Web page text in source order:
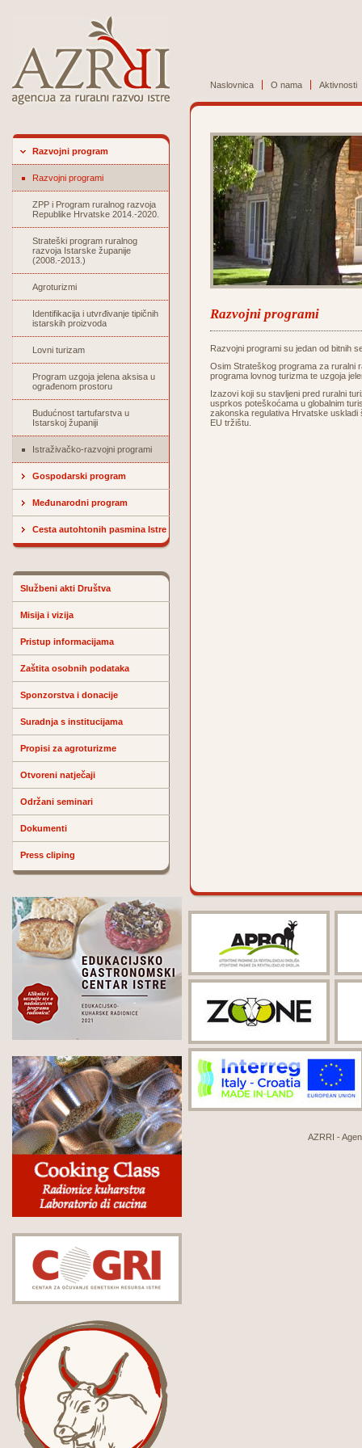
Naslovnica O nama Aktivnosti
Razvojni program
Razvojni programi
ZPP i Program ruralnog razvoja
Republike Hrvatske 2014.-2020.
Strateški program ruralnog
razvoja Istarske županije
(2008.-2013.)
Agroturizmi
Identifikacija i utvrđivanje tipičnih
istarskih proizvoda
Lovni turizam
Program uzgoja jelena aksisa u
ograđenom prostoru
Budućnost tartufarstva u
Istarskoj županiji
Istraživačko-razvojni programi
Gospodarski program
Međunarodni program
Cesta autohtonih pasmina Istre
Službeni akti Društva
Misija i vizija
Pristup informacijama
Zaštita osobnih podataka
Sponzorstva i donacije
Suradnja s institucijama
Propisi za agroturizme
Otvoreni natječaji
Održani seminari
Dokumenti
Press cliping
Razvojni programi
Razvojni programi su jedan od bitnih
Osim Strateškog programa za ruralni
programa lovnog turizma te uzgoja
Izazovi koji su stavljeni pred ruralni
usprkos poteškoćama u globalnim
zakonska regulativa Hrvatske uskladi
EU tržištu.
AZRRI -